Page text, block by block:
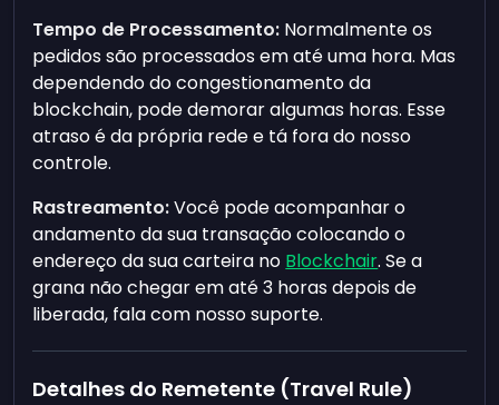
Tempo de Processamento: Normalmente os
pedidos são processados em até uma hora. Mas
dependendo do congestionamento da
blockchain, pode demorar algumas horas. Esse
atraso é da própria rede e tá fora do nosso
controle.
Rastreamento:Você pode acompanhar o
andamento da sua transação colocando o
endereço da sua carteira no Blockchair. Se a
grana não chegar em até 3 horas depois de
liberada, fala com nosso suporte.
Detalhes do Remetente (Travel Rule)